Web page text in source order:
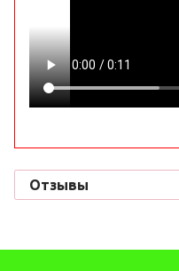
Отзывы